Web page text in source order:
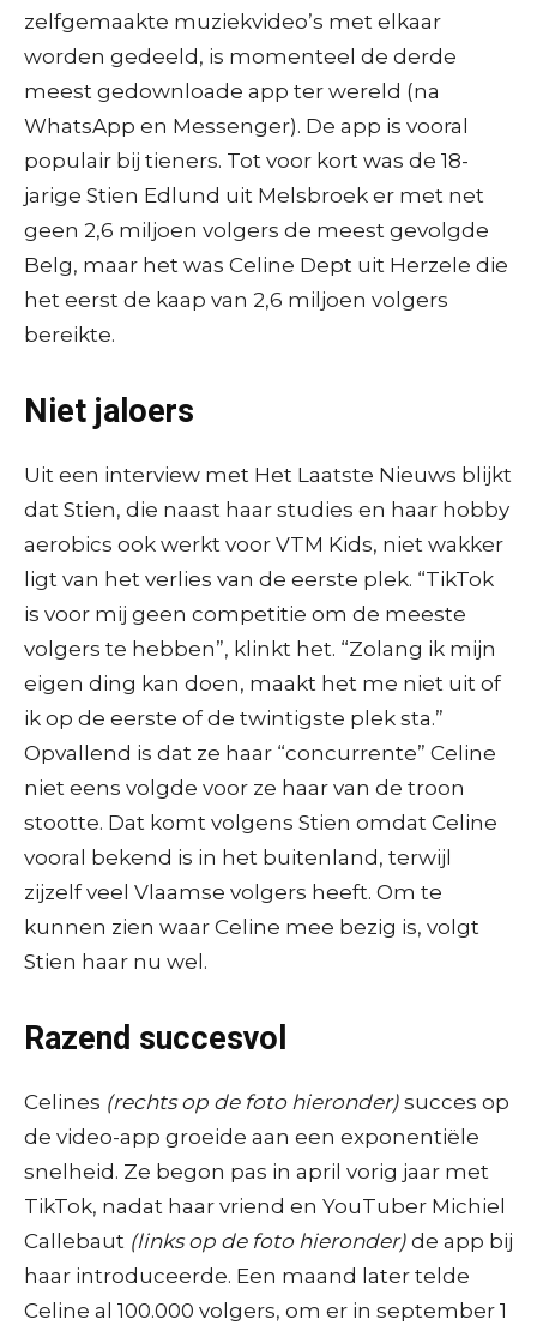
zelfgemaakte muziekvideo’s met elkaar
worden gedeeld, is momenteel de derde
meest gedownloade app ter wereld (na
WhatsApp en Messenger). De app is vooral
populair bij tieners. Tot voor kort was de 18-
jarige Stien Edlund uit Melsbroek er met net
geen 2,6 miljoen volgers de meest gevolgde
Belg, maar het was Celine Dept uit Herzele die
het eerst de kaap van 2,6 miljoen volgers
bereikte.
Niet jaloers
Uit een interview met Het Laatste Nieuws blijkt
dat Stien, die naast haar studies en haar hobby
aerobics ook werkt voor VTM Kids, niet wakker
ligt van het verlies van de eerste plek. “TikTok
is voor mij geen competitie om de meeste
volgers te hebben”, klinkt het. “Zolang ik mijn
eigen ding kan doen, maakt het me niet uit of
ik op de eerste of de twintigste plek sta.”
Opvallend is dat ze haar “concurrente” Celine
niet eens volgde voor ze haar van de troon
stootte. Dat komt volgens Stien omdat Celine
vooral bekend is in het buitenland, terwijl
zijzelf veel Vlaamse volgers heeft. Om te
kunnen zien waar Celine mee bezig is, volgt
Stien haar nu wel.
Razend succesvol
Celines (rechts op de foto hieronder) succes op
de video-app groeide aan een exponentiële
snelheid. Ze begon pas in april vorig jaar met
TikTok, nadat haar vriend en YouTuber Michiel
Callebaut (links op de foto hieronder) de app bij
haar introduceerde. Een maand later telde
Celine al 100.000 volgers, om er in september 1